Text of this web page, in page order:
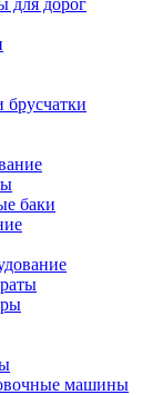
для дорог
брусчатки
баки
машины